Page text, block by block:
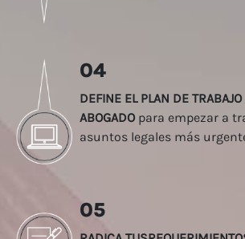
04
DEFINE EL PLAN DE
ABOGADOpara empezar a
asuntos legales más
05